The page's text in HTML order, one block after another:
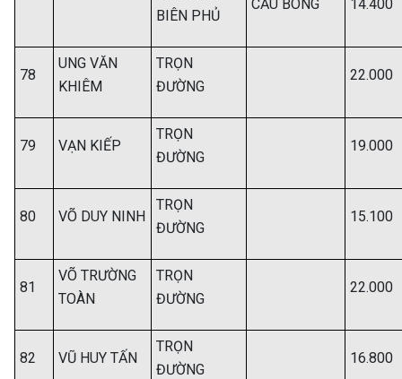
BIÊN PHỦ
CẦU BÔNG 14.400
78
UNG VĂN
KHIÊM
TRỌN
ĐƯỜNG
22.000
79 VẠN KIẾP
TRỌN
ĐƯỜNG
19.000
80 VÕ DUY NINH
TRỌN
ĐƯỜNG
15.100
81
VÕ TRƯỜNG
TOÀN
TRỌN
ĐƯỜNG
22.000
82 VŨ HUY TẤN
TRỌN
ĐƯỜNG
16.800